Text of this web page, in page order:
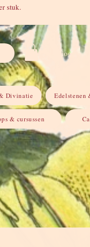
stuk.
Inloggen
Divinatie Edelstenen
& cursussen